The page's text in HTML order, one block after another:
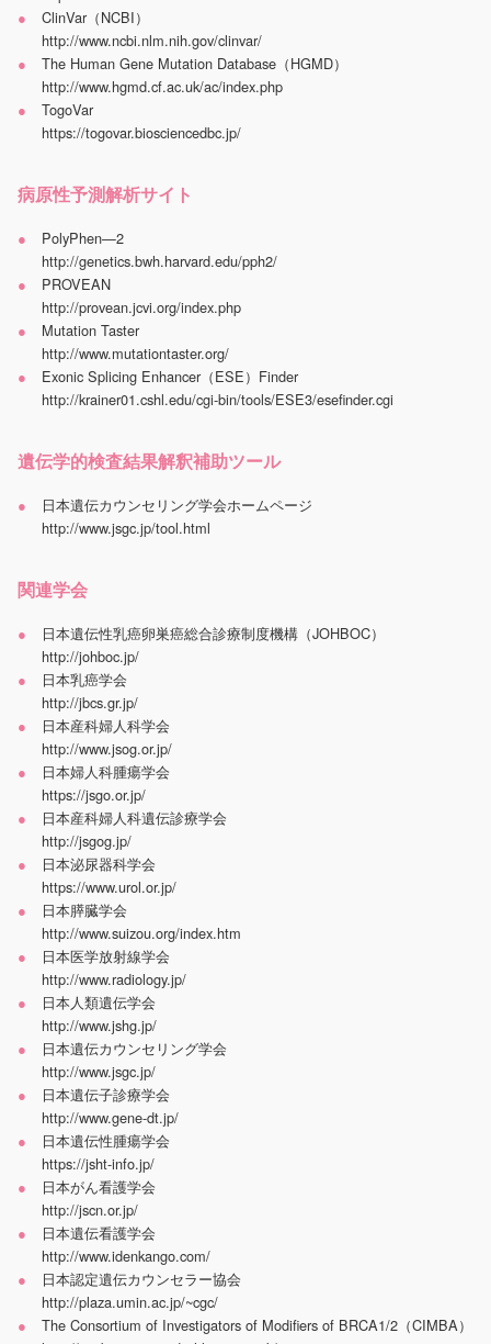
ClinVar（NCBI）
http://www.ncbi.nlm.nih.gov/clinvar/
The Human Gene Mutation Database（HGMD）
http://www.hgmd.cf.ac.uk/ac/index.php
TogoVar
https://togovar.biosciencedbc.jp/
病原性予測解析サイト
PolyPhen—2
http://genetics.bwh.harvard.edu/pph2/
PROVEAN
http://provean.jcvi.org/index.php
Mutation Taster
http://www.mutationtaster.org/
Exonic Splicing Enhancer（ESE）Finder
http://krainer01.cshl.edu/cgi-bin/tools/ESE3/esefinder.cgi
遺伝学的検査結果解釈補助ツール
日本遺伝カウンセリング学会ホームページ
http://www.jsgc.jp/tool.html
関連学会
日本遺伝性乳癌卵巣癌総合診療制度機構（JOHBOC）
http://johboc.jp/
日本乳癌学会
http://jbcs.gr.jp/
日本産科婦人科学会
http://www.jsog.or.jp/
日本婦人科腫瘍学会
https://jsgo.or.jp/
日本産科婦人科遺伝診療学会
http://jsgog.jp/
日本泌尿器科学会
https://www.urol.or.jp/
日本膵臓学会
http://www.suizou.org/index.htm
日本医学放射線学会
http://www.radiology.jp/
日本人類遺伝学会
http://www.jshg.jp/
日本遺伝カウンセリング学会
http://www.jsgc.jp/
日本遺伝子診療学会
http://www.gene-dt.jp/
日本遺伝性腫瘍学会
https://jsht-info.jp/
日本がん看護学会
http://jscn.or.jp/
日本遺伝看護学会
http://www.idenkango.com/
日本認定遺伝カウンセラー協会
http://plaza.umin.ac.jp/~cgc/
The Consortium of Investigators of Modifiers of BRCA1/2（CIMBA）